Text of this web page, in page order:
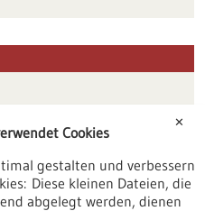
✕
Cookies
gestalten und verbessern
Diese kleinen Dateien, die
abgelegt werden, dienen